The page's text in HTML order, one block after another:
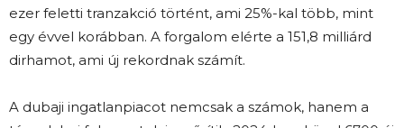
ezer feletti tranzakció történt, ami 25%-kal több, mint
egy évvel korábban. A forgalom elérte a 151,8 milliárd
dirhamot, ami új rekordnak számít.
A dubaji ingatlanpiacot nemcsak a számok, hanem a